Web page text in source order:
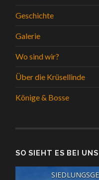
Geschichte
Galerie
Wo sind wir?
Über die Krüsellinde
Könige & Bosse
SO SIEHT ES BEI